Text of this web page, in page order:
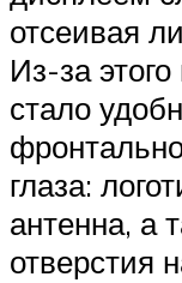
отсеивая
Из-за
стало
глаза:
антенна, а
отверстия